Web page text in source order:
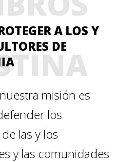
A LOS Y
DE
misión es
los
las y los
y las comunidades